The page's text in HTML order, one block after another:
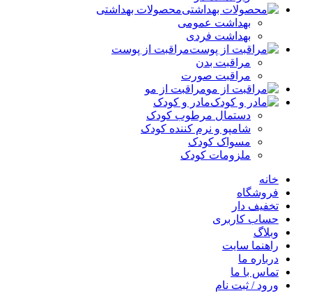
محصولات بهداشتی
بهداشت عمومی
بهداشت فردی
مراقبت از پوست
مراقبت بدن
مراقبت صورت
مراقبت از مو
مادر و کودک
دستمال مرطوب کودک
شامپو و نرم کننده کودک
مسواک کودک
ملزومات کودک
خانه
فروشگاه
تخفیف دار
حساب کاربری
وبلاگ
راهنما سایت
درباره ما
تماس با ما
ورود / ثبت نام